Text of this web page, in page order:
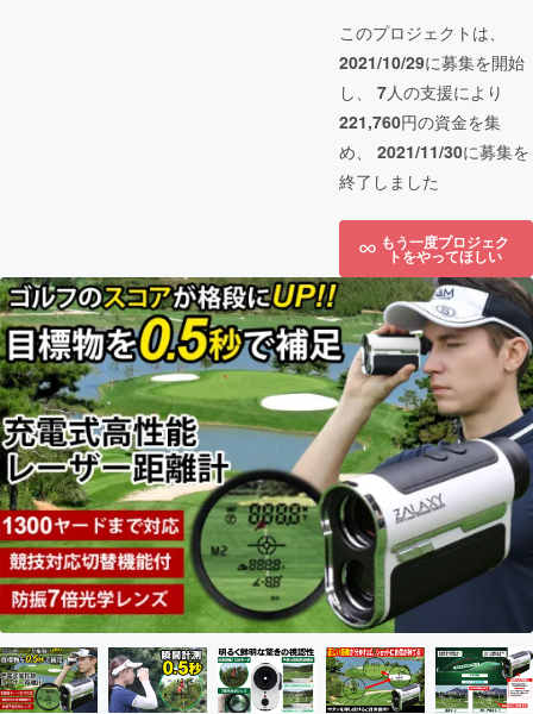
このプロジェクトは、
2021/10/29に募集を開始
し、 7人の支援により
221,760円の資金を集
め、 2021/11/30に募集を
終了しました
もう一度プロジェク
トをやってほしい